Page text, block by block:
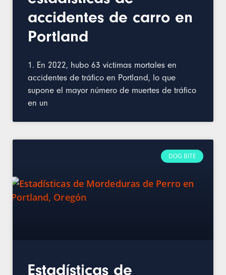
accidentes de carro en
Portland
1. En 2022, hubo 63 víctimas mortales en
accidentes de tráfico en Portland, lo que
supone el mayor número de muertes de tráfico
en un
DOG BITE
Estadísticas de